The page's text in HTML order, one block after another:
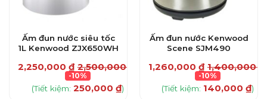
Ấm đun nước siêu tốc
1L Kenwood ZJX650WH
2,250,000 ₫ 2,500,000
-10%
(Tiết kiệm: 250,000 ₫)
Ấm đun nước Kenwood
Scene SJM490
1,260,000 ₫ 1,400,000
-10%
(Tiết kiệm: 140,000₫)